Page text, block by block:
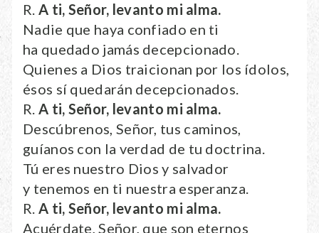
R. A ti, Señor, levanto mi alma.
Nadie que haya confiado en ti
ha quedado jamás decepcionado.
Quienes a Dios traicionan por los ídolos,
ésos sí quedarán decepcionados.
R. A ti, Señor, levanto mi alma.
Descúbrenos, Señor, tus caminos,
guíanos con la verdad de tu doctrina.
Tú eres nuestro Dios y salvador
y tenemos en ti nuestra esperanza.
R. A ti, Señor, levanto mi alma.
Acuérdate, Señor, que son eternos